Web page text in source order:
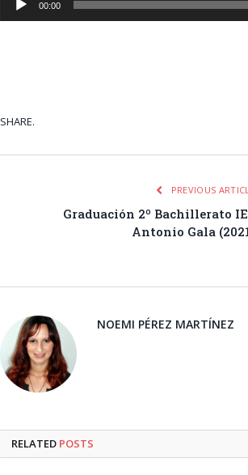
00:00
SHARE.
PREVIOUS
Graduación 2º Bachillerato
Antonio Gala
NOEMI PÉREZ MARTÍNEZ
RELATED POSTS